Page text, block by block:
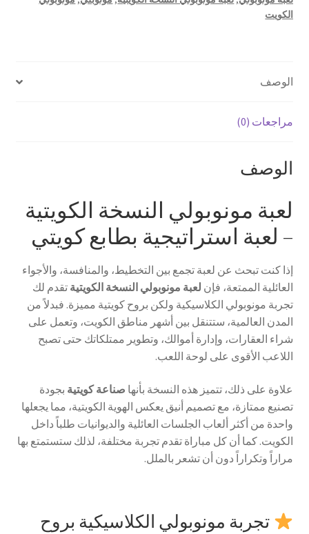
الكويت
الوصف
مراجعات (0)
الوصف
لعبة مونوبولي النسخة الكويتية
– لعبة استراتيجية بطابع كويتي
إذا كنت تبحث عن لعبة تجمع بين التخطيط، والمنافسة، والأجواء
العائلية الممتعة، فإن لعبة مونوبولي النسخة الكويتية تقدم لك
تجربة مونوبولي الكلاسيكية ولكن بروح كويتية مميزة. فبدلاً من
المدن العالمية، ستتنقل بين أشهر مناطق الكويت، وتعمل على
شراء العقارات، وإدارة أموالك، وتطوير ممتلكاتك حتى تصبح
اللاعب الأقوى على لوحة اللعب.
علاوة على ذلك، تتميز هذه النسخة بأنها صناعة كويتية بجودة
تصنيع ممتازة، مع تصميم أنيق يعكس الهوية الكويتية، مما يجعلها
واحدة من أكثر ألعاب الجلسات العائلية والديوانيات طلباً داخل
الكويت. كما أن كل مباراة تقدم تجربة مختلفة، لذلك ستستمتع بها
مراراً وتكراراً دون أن تشعر بالملل.
تجربة مونوبولي الكلاسيكية بروح